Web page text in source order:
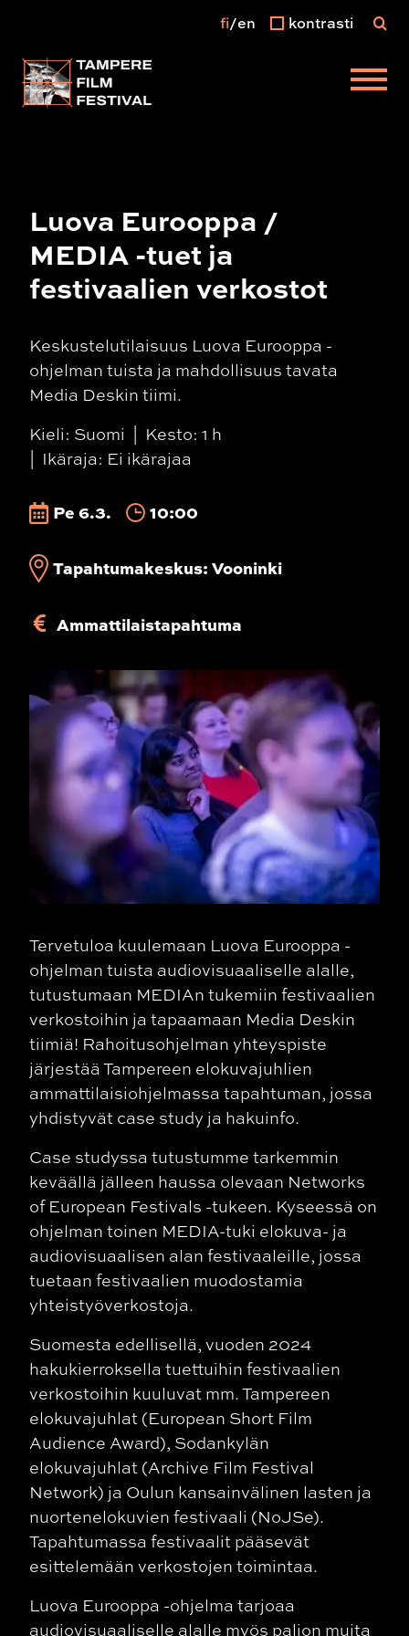
Päävalikko
fi en kontrasti
Luova Eurooppa /
MEDIA -tuet ja
festivaalien verkostot
Keskustelutilaisuus Luova Eurooppa -
ohjelman tuista ja mahdollisuus tavata
Media Deskin tiimi.
Kieli: Suomi
Kesto: 1 h
Ikäraja: Ei ikärajaa
Pe 6.3. 10:00
Tapahtumakeskus: Vooninki
Ammattilaistapahtuma
Tervetuloa kuulemaan Luova Eurooppa -
ohjelman tuista audiovisuaaliselle alalle,
tutustumaan MEDIAn tukemiin festivaalien
verkostoihin ja tapaamaan Media Deskin
tiimiä! Rahoitusohjelman yhteyspiste
järjestää Tampereen elokuvajuhlien
ammattilaisiohjelmassa tapahtuman, jossa
yhdistyvät case study ja hakuinfo.
Case studyssa tutustumme tarkemmin
keväällä jälleen haussa olevaan Networks
of European Festivals -tukeen. Kyseessä on
ohjelman toinen MEDIA-tuki elokuva- ja
audiovisuaalisen alan festivaaleille, jossa
tuetaan festivaalien muodostamia
yhteistyöverkostoja.
Suomesta edellisellä, vuoden 2024
hakukierroksella tuettuihin festivaalien
verkostoihin kuuluvat mm. Tampereen
elokuvajuhlat (European Short Film
Audience Award), Sodankylän
elokuvajuhlat (Archive Film Festival
Network) ja Oulun kansainvälinen lasten ja
nuortenelokuvien festivaali (NoJSe).
Tapahtumassa festivaalit pääsevät
esittelemään verkostojen toimintaa.
Luova Eurooppa -ohjelma tarjoaa
audiovisuaaliselle alalle myös paljon muita